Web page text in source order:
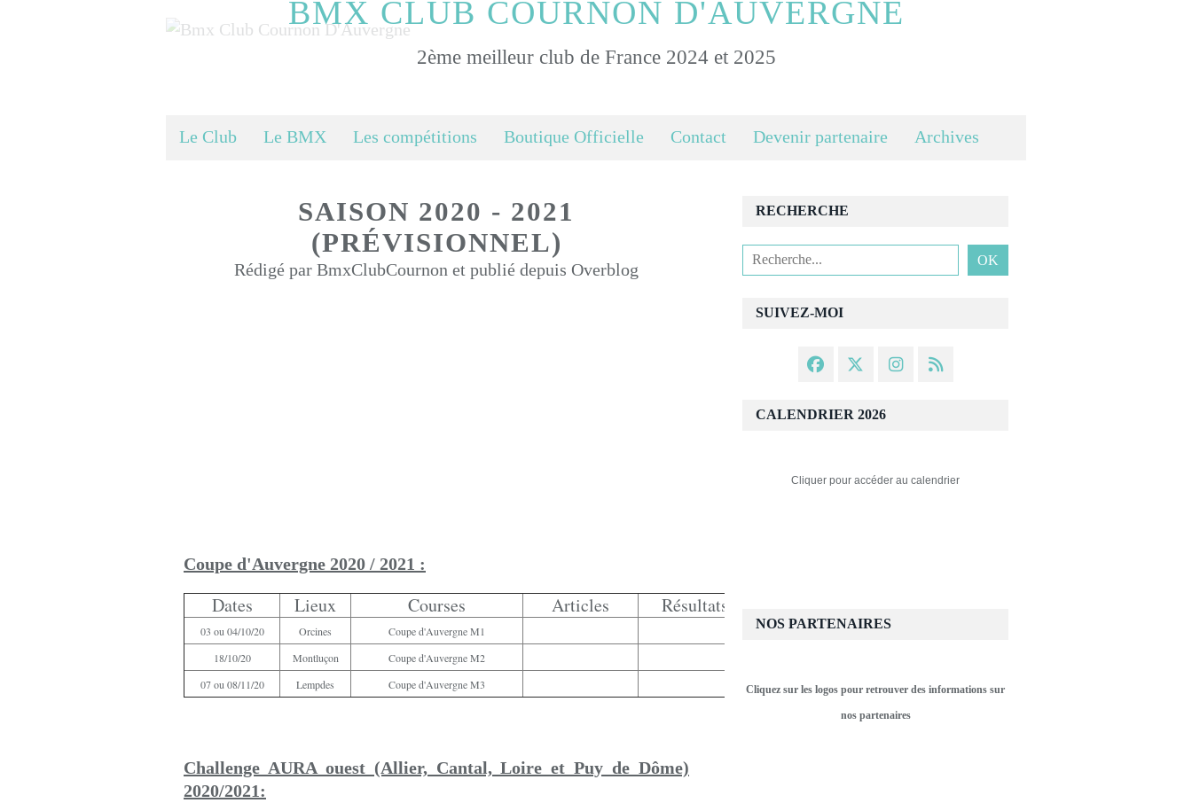
BMX CLUB COURNON D'AUVERGNE
2ème meilleur club de France 2024 et 2025
Le Club Le BMX Les compétitions Boutique Officielle Contact Devenir partenaire Archives
SAISON 2020 - 2021
(PRÉVISIONNEL)
Rédigé par BmxClubCournon et publié depuis Overblog
Coupe d'Auvergne 2020 / 2021 :
Dates Lieux Courses Articles Résultats
03 ou 04/10/20 Orcines
Coupe d'Auvergne M1
18/10/20
Montluçon
Coupe d'Auvergne M2
07 ou 08/11/20
Lempdes Coupe d'Auvergne M3
Challenge AURA ouest (Allier, Cantal, Loire et Puy de Dôme)
2020/2021:
SUIVEZ-MOI
RECHERCHE
CALENDRIER 2026
Cliquer pour accéder au calendrier
NOS PARTENAIRES
Cliquez sur les logos pour retrouver des informations sur
nos partenaires